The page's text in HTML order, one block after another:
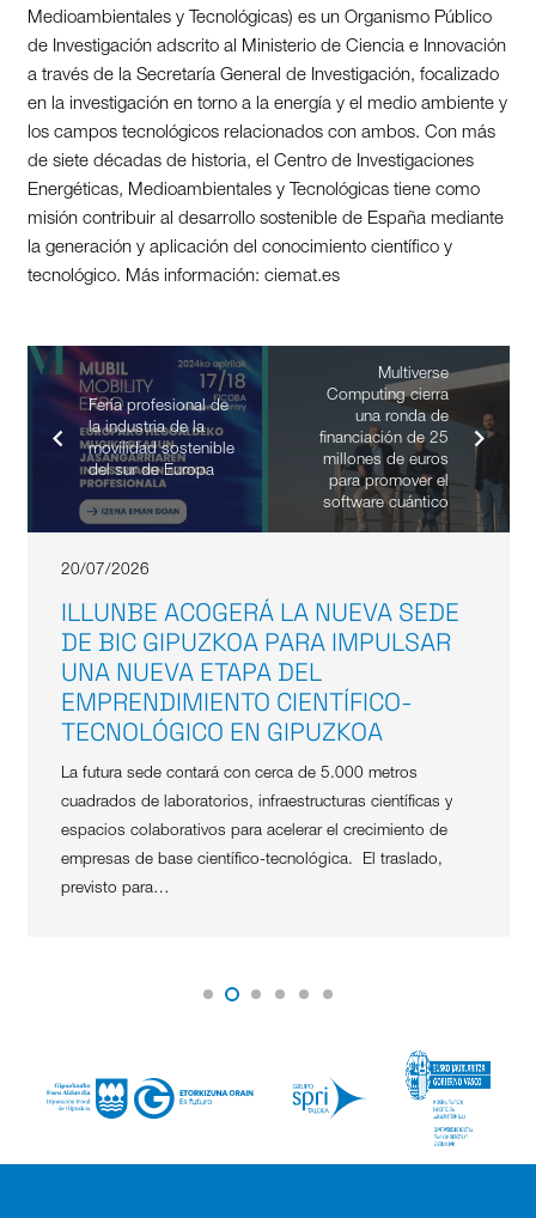
Medioambientales y Tecnológicas) es un Organismo Público
de Investigación adscrito al Ministerio de Ciencia e Innovación
a través de la Secretaría General de Investigación, focalizado
en la investigación en torno a la energía y el medio ambiente y
los campos tecnológicos relacionados con ambos. Con más
de siete décadas de historia, el Centro de Investigaciones
Energéticas, Medioambientales y Tecnológicas tiene como
misión contribuir al desarrollo sostenible de España mediante
la generación y aplicación del conocimiento científico y
tecnológico. Más información: ciemat.es
Feria profesional de
la industria de la
movilidad sostenible
del sur de Europa
Multiverse
Computing cierra
una ronda de
financiación de 25
millones de euros
para promover el
software cuántico
20/07/2026
ILLUNBE ACOGERÁ LA NUEVA SEDE
DE BIC GIPUZKOA PARA IMPULSAR
UNA NUEVA ETAPA DEL
EMPRENDIMIENTO CIENTÍFICO-
TECNOLÓGICO EN GIPUZKOA
La futura sede contará con cerca de 5.000 metros
cuadrados de laboratorios, infraestructuras científicas y
espacios colaborativos para acelerar el crecimiento de
empresas de base científico-tecnológica. El traslado,
previsto para…